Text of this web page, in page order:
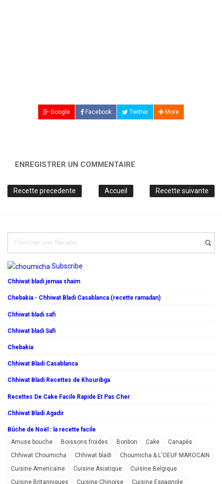
Google Facebook Twitter More
ENREGISTRER UN COMMENTAIRE
Recette precedente Recette suivante
Accueil
Subscribe
Chhiwat bladi jemaa shaim
Chebakia - Chhiwat Bladi Casablanca (recette ramadan)
Chhiwat bladi safi
Chhiwat bladi Safi
Chebakia
Chhiwat Bladi Casablanca
Chhiwat Bladi Recettes de Khouribga
Recettes De Cake Facile Rapide Et Pas Cher
Chhiwat Bladi Agadir
Bûche de Noël : la recette facile
Amuse bouche
Boissons froides Bonbon Cake
Canapés
Chhiwat Choumicha
Chhiwat bladi
Choumicha & L'OEUF MAROCAIN
Cuisine Americaine
Cuisine Asiatique
Cuisine Belgique
Cuisine Britanniques
Cuisine Chinoise
Cuisine Espagnole